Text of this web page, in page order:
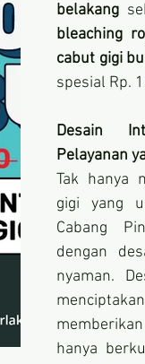
belakang
bleaching
cabut gigi
spesial Rp.
Desain
Pelayanan
Tak hanya
gigi yang
Cabang
dengan
nyaman.
hanya